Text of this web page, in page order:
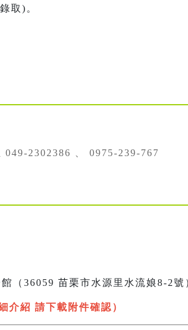
取)。
049-2302386 、 0975-239-767
（36059 苗栗市水源里水流娘8-2號
介紹 請下載附件確認）